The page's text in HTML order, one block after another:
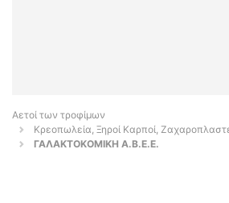
Αετοί των τροφίμων
Κρεοπωλεία, Ξηροί Καρποί,
ΓΑΛΑΚΤΟΚΟΜΙΚΗ Α.Β.Ε.Ε.